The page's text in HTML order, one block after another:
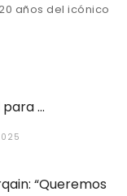
años del icónico
...
“Queremos